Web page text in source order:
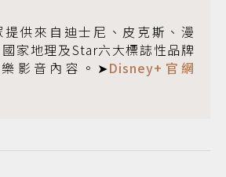
提供來自迪士尼、皮克斯、漫
家地理及Star六大標誌性品牌
影音內容。➤Disney+官網